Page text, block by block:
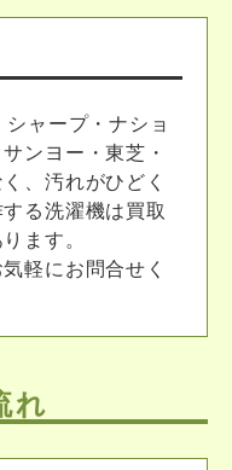
ャープ・ナショ
ンヨー・東芝・
、汚れがひどく
る洗濯機は買取
ます。
軽にお問合せく
れ